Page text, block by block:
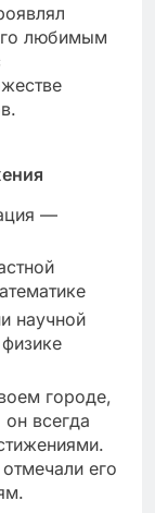
любимым
—
научной
городе,
всегда
его